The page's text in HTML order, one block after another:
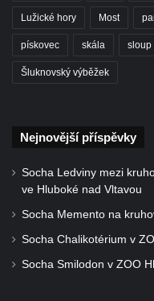
Pamětní deska Karla
svatého Stanislava v
Pamětní deska Josefa
Pamětní deska Ignáce
Pamětní deska Franze
Pamětní deska
Lužické hory Most
pískovec skála sloup
Šluknovský výběžek
Nejnovější příspěvky
Socha Ledviny mezi
ve Hluboké nad Vltavou
Socha Memento na
Socha Chalikotérium v
Socha Smilodon v ZOO